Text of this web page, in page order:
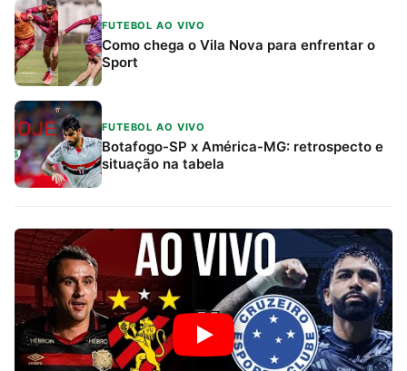
FUTEBOL AO VIVO
Como chega o Vila Nova para enfrentar o
Sport
FUTEBOL AO VIVO
Botafogo-SP x América-MG: retrospecto e
situação na tabela